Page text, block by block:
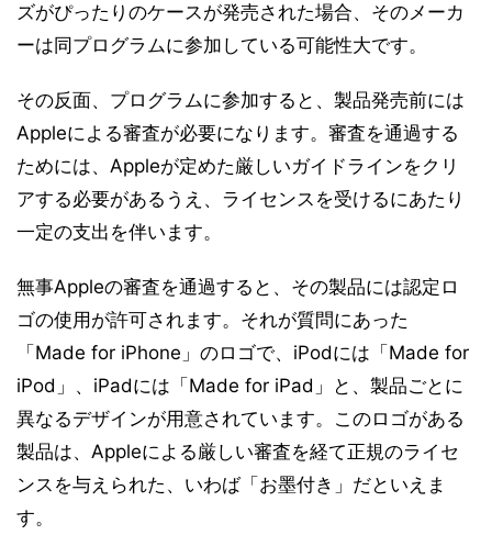
ズがぴったりのケースが発売された場合、そのメーカ
ーは同プログラムに参加している可能性大です。
その反面、プログラムに参加すると、製品発売前には
Appleによる審査が必要になります。審査を通過する
ためには、Appleが定めた厳しいガイドラインをクリ
アする必要があるうえ、ライセンスを受けるにあたり
一定の支出を伴います。
無事Appleの審査を通過すると、その製品には認定ロ
ゴの使用が許可されます。それが質問にあった
「Made for iPhone」のロゴで、iPodには「Made for
iPod」、iPadには「Made for iPad」と、製品ごとに
異なるデザインが用意されています。このロゴがある
製品は、Appleによる厳しい審査を経て正規のライセ
ンスを与えられた、いわば「お墨付き」だといえま
す。